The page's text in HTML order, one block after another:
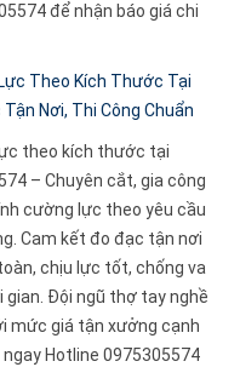
để nhận báo giá chi
Theo Kích Thước Tại
Nơi, Thi Công Chuẩn
theo kích thước tại
– Chuyên cắt, gia công
cường lực theo yêu cầu
Cam kết đo đạc tận nơi
chịu lực tốt, chống va
Đội ngũ thợ tay nghề
mức giá tận xưởng cạnh
Hotline 0975305574